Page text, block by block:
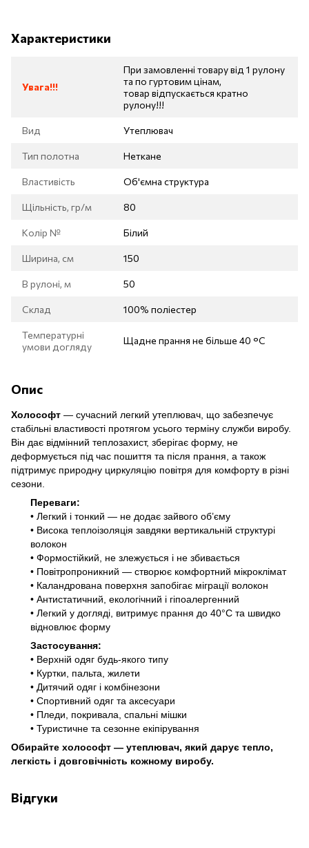
Характеристики
Увага!!!
При замовленні товару від 1 рулону
та по гуртовим цінам,
товар відпускається кратно
рулону!!!
Вид Утеплювач
Тип полотна Неткане
Властивість Об'ємна структура
Щільність, гр/м 80
Колір № Білий
Ширина, см 150
В рулоні, м 50
Склад 100% поліестер
Температурні
умови догляду
Щадне прання не більше 40 °С
Опис
Холософт — сучасний легкий утеплювач, що забезпечує
стабільні властивості протягом усього терміну служби виробу.
Він дає відмінний теплозахист, зберігає форму, не
деформується під час пошиття та після прання, а також
підтримує природну циркуляцію повітря для комфорту в різні
сезони.
Переваги:
• Легкий і тонкий — не додає зайвого об’єму
• Висока теплоізоляція завдяки вертикальній структурі
волокон
• Формостійкий, не злежується і не збивається
• Повітропроникний — створює комфортний мікроклімат
• Каландрована поверхня запобігає міграції волокон
• Антистатичний, екологічний і гіпоалергенний
• Легкий у догляді, витримує прання до 40°C та швидко
відновлює форму
Застосування:
• Верхній одяг будь-якого типу
• Куртки, пальта, жилети
• Дитячий одяг і комбінезони
• Спортивний одяг та аксесуари
• Пледи, покривала, спальні мішки
• Туристичне та сезонне екіпірування
Обирайте холософт — утеплювач, який дарує тепло,
легкість і довговічність кожному виробу.
Відгуки